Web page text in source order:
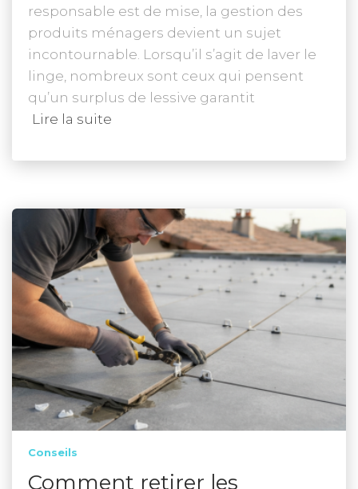
responsable est de mise, la gestion des
produits ménagers devient un sujet
incontournable. Lorsqu’il s’agit de laver le
linge, nombreux sont ceux qui pensent
qu’un surplus de lessive garantit
Lire la suite
Conseils
Comment retirer les